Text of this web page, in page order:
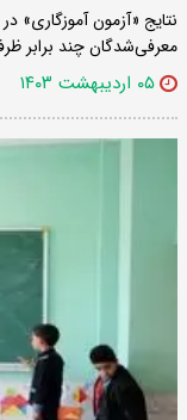
نتایج «آزمون آموزگاری»
معرفی‌شدگان چند برابر
۰۵ اردیبهشت ۱۴۰۳